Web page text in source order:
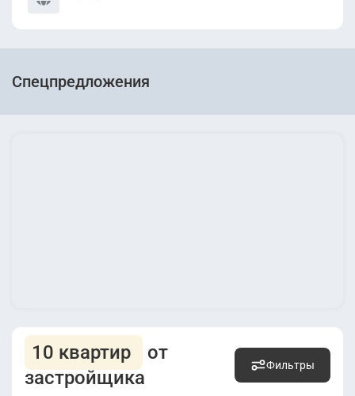
Спецпредложения
10 квартир
от
застройщика
Фильтры